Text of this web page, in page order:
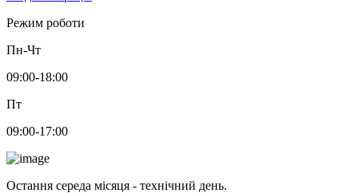
Режим роботи
Пн-Чт
09:00-18:00
Пт
09:00-17:00
Остання середа місяця - технічний день.